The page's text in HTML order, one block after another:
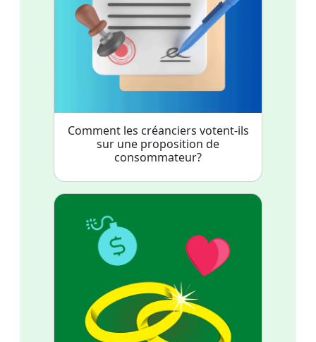
Comment les créanciers votent-ils
sur une proposition de
consommateur?